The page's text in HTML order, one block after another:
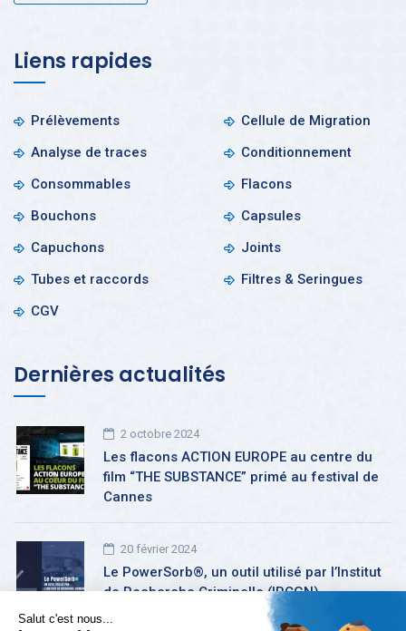
Liens rapides
Prélèvements
Cellule de Migration
Analyse de traces
Conditionnement
Consommables
Flacons
Bouchons
Capsules
Capuchons
Joints
Tubes et raccords
Filtres & Seringues
CGV
Dernières actualités
2 octobre 2024
Les flacons ACTION EUROPE au centre du
film “THE SUBSTANCE” primé au festival de
Cannes
20 février 2024
Le PowerSorb®, un outil utilisé par l’Institut
de Recherche Criminelle (IRCGN)